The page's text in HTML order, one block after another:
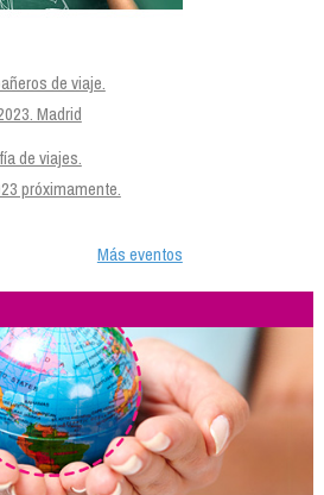
de viaje.
Madrid
de viajes.
próximamente.
Más eventos